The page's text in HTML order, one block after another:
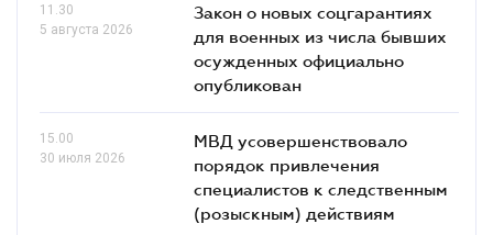
11.30
5 августа 2026
Закон о новых соцгарантиях
для военных из числа бывших
осужденных официально
опубликован
15.00
30 июля 2026
МВД усовершенствовало
порядок привлечения
специалистов к следственным
(розыскным) действиям